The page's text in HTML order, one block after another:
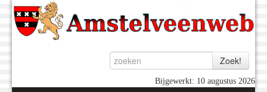
Bijgewerkt: 10 augustus 2026